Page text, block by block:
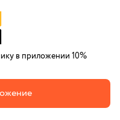
Тихонов
в приложении 10%